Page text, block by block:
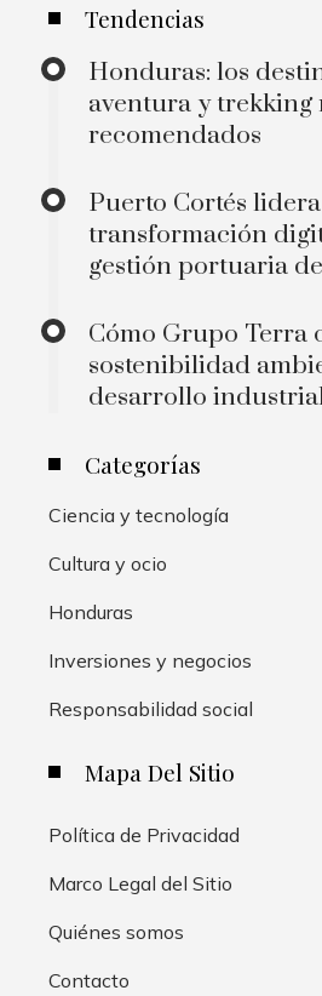
Tendencias
Honduras: los
aventura y trekking
recomendados
Puerto Cortés
transformación
gestión portuaria
Cómo Grupo Terra
sostenibilidad
desarrollo
Categorías
Ciencia y tecnología
Cultura y ocio
Honduras
Inversiones y negocios
Responsabilidad social
Mapa Del Sitio
Política de Privacidad
Marco Legal del Sitio
Quiénes somos
Contacto